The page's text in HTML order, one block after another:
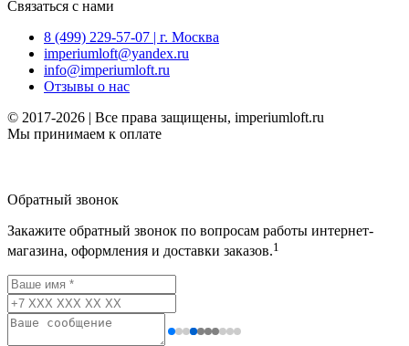
Связаться с нами
8 (499) 229-57-07 | г. Москва
imperiumloft@yandex.ru
info@imperiumloft.ru
Отзывы о нас
© 2017-2026 | Все права защищены, imperiumloft.ru
Мы принимаем к оплате
Обратный звонок
Закажите обратный звонок по вопросам работы интернет-
магазина, оформления и доставки заказов.1